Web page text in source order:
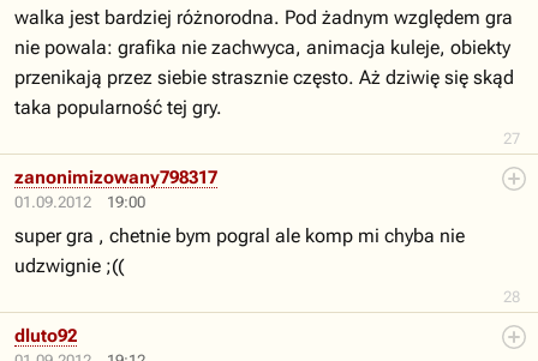
27
walka jest bardziej różnorodna. Pod żadnym względem gra
nie powala: grafika nie zachwyca, animacja kuleje, obiekty
przenikają przez siebie strasznie często. Aż dziwię się skąd
taka popularność tej gry.
01.09.2012 19:00
28
zanonimizowany798317
super gra , chetnie bym pogral ale komp mi chyba nie
udzwignie ;((
dluto92